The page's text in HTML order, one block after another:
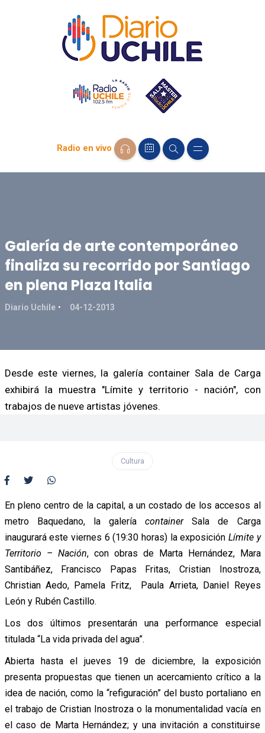
Radio en vivo
Galería de arte contemporáneo
finaliza su recorrido por Santiago
en plena Plaza Italia
Diario Uchile 04-12-2013
Desde este viernes, la galería container Sala de Carga
exhibirá la muestra "Límite y territorio - nación", con
trabajos de nueve artistas jóvenes.
Cultura
En pleno centro de la capital, a un costado de los accesos al
metro Baquedano, la galeríacontainerSala de Carga
inaugurará este viernes 6 (19:30 horas) la exposición Límite y
Territorio – Nación, con obras de Marta Hernández, Mara
Santibáñez, Francisco Papas Fritas, Cristian Inostroza,
Christian Aedo, Pamela Fritz, Paula Arrieta, Daniel Reyes
León y Rubén Castillo.
Los dos últimos presentarán una performance especial
titulada “La vida privada del agua”.
Abierta hasta el jueves 19 de diciembre, la exposición
presenta propuestas que tienen un acercamiento crítico a la
idea de nación, como la “refiguración” del busto portaliano en
el trabajo de Cristian Inostroza o la monumentalidad vacía en
el caso de Marta Hernández; y una invitación a constituirse